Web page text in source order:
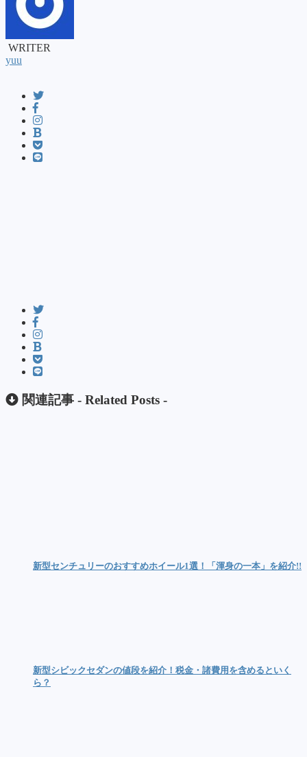
WRITER
yuu
関連記事 - Related Posts -
新型センチュリーのおすすめホイール1選！「渾身の一本」を紹介!!
新型シビックセダンの値段を紹介！税金・諸費用を含めるといく
ら？